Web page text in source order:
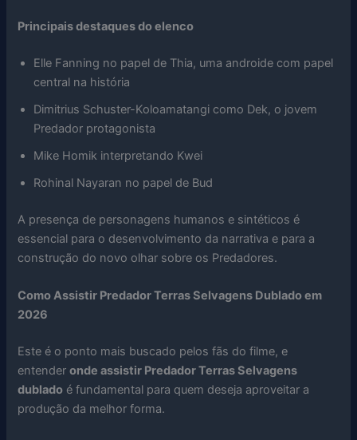
Principais destaques do elenco
Elle Fanning no papel de Thia, uma androide com papel
central na história
Dimitrius Schuster-Koloamatangi como Dek, o jovem
Predador protagonista
Mike Homik interpretando Kwei
Rohinal Nayaran no papel de Bud
A presença de personagens humanos e sintéticos é
essencial para o desenvolvimento da narrativa e para a
construção do novo olhar sobre os Predadores.
Como Assistir Predador Terras Selvagens Dublado em
2026
Este é o ponto mais buscado pelos fãs do filme, e
entenderonde assistir Predador Terras Selvagens
dublado é fundamental para quem deseja aproveitar a
produção da melhor forma.